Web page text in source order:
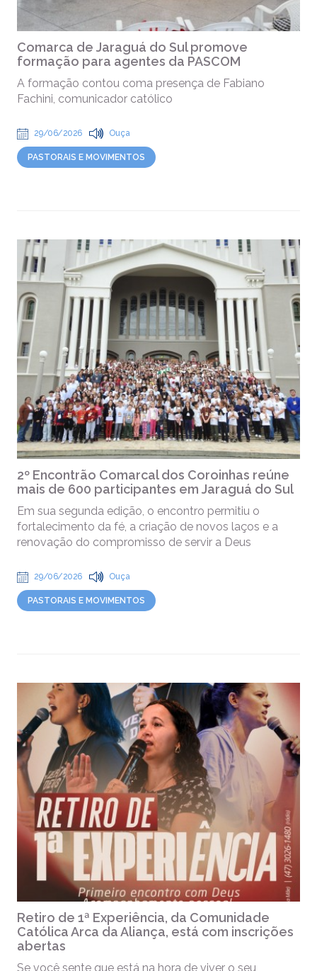
Comarca de Jaraguá do Sul promove
formação para agentes da PASCOM
A formação contou coma presença de Fabiano
Fachini, comunicador católico
29/06/2026 Ouça
PASTORAIS E MOVIMENTOS
2º Encontrão Comarcal dos Coroinhas reúne
mais de 600 participantes em Jaraguá do Sul
Em sua segunda edição, o encontro permitiu o
fortalecimento da fé, a criação de novos laços e a
renovação do compromisso de servir a Deus
29/06/2026 Ouça
PASTORAIS E MOVIMENTOS
Retiro de 1ª Experiência, da Comunidade
Católica Arca da Aliança, está com inscrições
abertas
Se você sente que está na hora de viver o seu